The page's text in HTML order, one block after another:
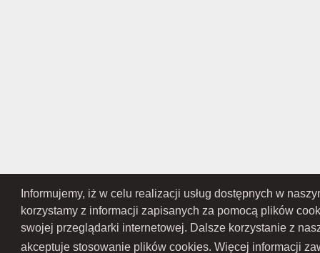
Informujemy, iż w celu realizacji usług dostępnych w
korzystamy z informacji zapisanych za pomocą plików
swojej przeglądarki internetowej. Dalsze korzystanie z
akceptuje stosowanie plików cookies. Więcej informacji
RAMEX SPÓŁKA Z OGRANICZONĄ ODPOWIEDZIALNOŚCIĄ
Przedsiębiorców Krajowego Rejestru Sądowego pod
Gospodarczy Krajowego